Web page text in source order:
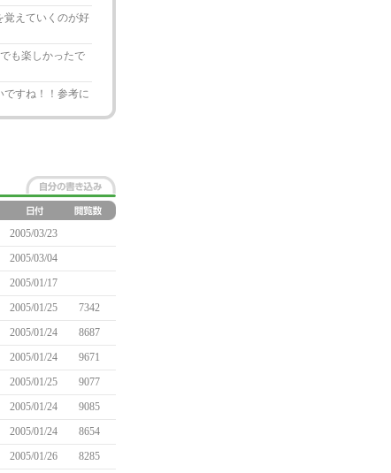
覚えていくのが好
も楽しかったで
ですね！！参考に
2005/03/23
2005/03/04
2005/01/17
2005/01/25
7342
2005/01/24
8687
2005/01/24
9671
2005/01/25
9077
2005/01/24
9085
2005/01/24
8654
2005/01/26
8285